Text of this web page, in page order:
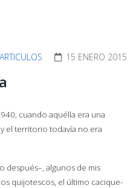
ARTICULOS 15 ENERO 2015
cuando aquélla era una
el territorio todavía no era
después–, algunos de mis
quijotescos, el último cacique-